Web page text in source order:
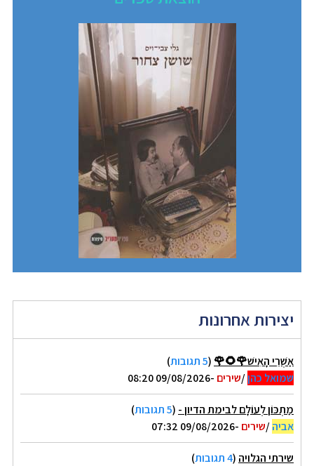
יצירות אחרונות
אַשְׁרֵי הָאִישׁ🌹🌻🌹 (5 תגובות
)
שמואל כהן/שירים -09/08/2026 08:20
מַתְכּוֹן לְעוֹלָם לבימת הדיון - (5 תגובות
)
אביה/שירים -09/08/2026 07:32
שירתי הגלויה (4 תגובות
)